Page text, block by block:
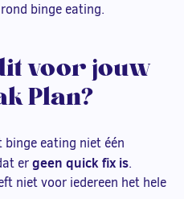
binge eating.
voor jouw
Plan?
binge eating niet één
ergeen quick fix is.
niet voor iedereen het hele